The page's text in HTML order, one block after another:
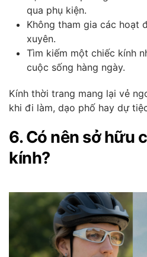
qua phụ kiện.
Không tham gia các hoạt
xuyên.
Tìm kiếm một chiếc kính
cuộc sống hàng ngày.
Kính thời trang mang lại vẻ
khi đi làm, dạo phố hay dự
6. Có nên sở hữu
kính?